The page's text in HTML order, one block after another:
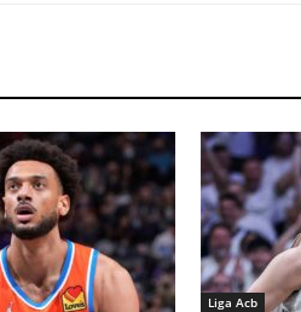
Liga Acb